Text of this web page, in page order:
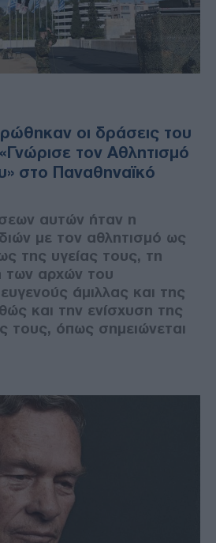
οι δράσεις του
τον Αθλητισμό
στο Παναθηναϊκό
αυτών ήταν η
με τον αθλητισμό ως
της υγείας τους, τη
των αρχών του
άμιλλας και της
και την ενίσχυση της
τους, όπως σημειώνεται